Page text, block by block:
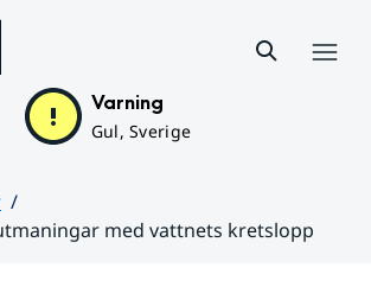
Varning
Gul, Sverige
med vattnets kretslopp